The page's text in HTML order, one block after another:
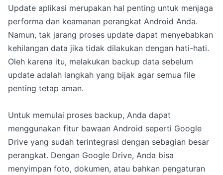
Update aplikasi merupakan hal penting untuk menjaga
performa dan keamanan perangkat Android Anda.
Namun, tak jarang proses update dapat menyebabkan
kehilangan data jika tidak dilakukan dengan hati-hati.
Oleh karena itu, melakukan backup data sebelum
update adalah langkah yang bijak agar semua file
penting tetap aman.
Untuk memulai proses backup, Anda dapat
menggunakan fitur bawaan Android seperti Google
Drive yang sudah terintegrasi dengan sebagian besar
perangkat. Dengan Google Drive, Anda bisa
menyimpan foto, dokumen, atau bahkan pengaturan